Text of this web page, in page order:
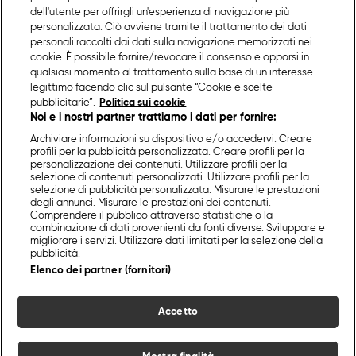
dell'utente per offrirgli un'esperienza di navigazione più
personalizzata. Ciò avviene tramite il trattamento dei dati
personali raccolti dai dati sulla navigazione memorizzati nei
cookie. È possibile fornire/revocare il consenso e opporsi in
qualsiasi momento al trattamento sulla base di un interesse
legittimo facendo clic sul pulsante “Cookie e scelte
pubblicitarie”.
Politica sui cookie
Noi e i nostri partner trattiamo i dati per fornire:
Archiviare informazioni su dispositivo e/o accedervi. Creare
profili per la pubblicità personalizzata. Creare profili per la
personalizzazione dei contenuti. Utilizzare profili per la
selezione di contenuti personalizzati. Utilizzare profili per la
selezione di pubblicità personalizzata. Misurare le prestazioni
degli annunci. Misurare le prestazioni dei contenuti.
Comprendere il pubblico attraverso statistiche o la
combinazione di dati provenienti da fonti diverse. Sviluppare e
migliorare i servizi. Utilizzare dati limitati per la selezione della
pubblicità.
Elenco dei partner (fornitori)
Accetto